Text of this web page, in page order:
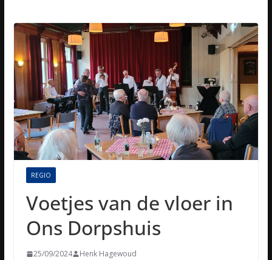
REGIO
Voetjes van de vloer in
Ons Dorpshuis
25/09/2024 Henk Hagewoud